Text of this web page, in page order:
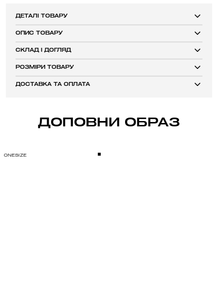
ДЕТАЛІ ТОВАРУ
ОПИС ТОВАРУ
СКЛАД І ДОГЛЯД
РОЗМІРИ ТОВАРУ
ДОСТАВКА ТА ОПЛАТА
ДОПОВНИ ОБРАЗ
ONESIZE